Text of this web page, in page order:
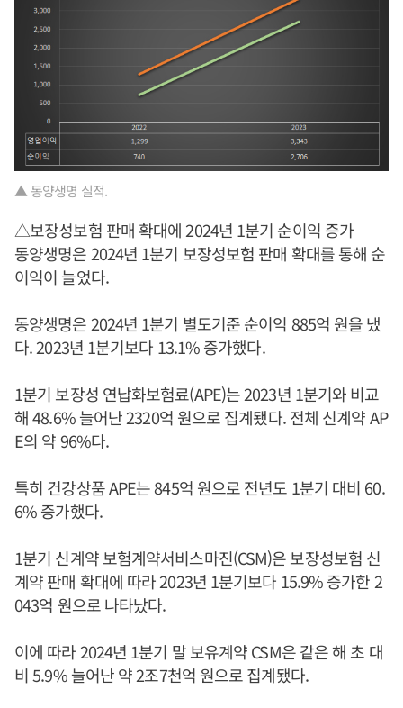
▲ 동양생명 실적.
△보장성보험 판매 확대에 2024년 1분기 순이익 증가
동양생명은 2024년 1분기 보장성보험 판매 확대를 통해 순
이익이 늘었다.
동양생명은 2024년 1분기 별도기준 순이익 885억 원을 냈
다. 2023년 1분기보다 13.1% 증가했다.
1분기 보장성 연납화보험료(APE)는 2023년 1분기와 비교
해 48.6% 늘어난 2320억 원으로 집계됐다. 전체 신계약 AP
E의 약 96%다.
특히 건강상품 APE는 845억 원으로 전년도 1분기 대비 60.
6% 증가했다.
1분기 신계약 보험계약서비스마진(CSM)은 보장성보험 신
계약 판매 확대에 따라 2023년 1분기보다 15.9% 증가한 2
043억 원으로 나타났다.
이에 따라 2024년 1분기 말 보유계약 CSM은 같은 해 초 대
비 5.9% 늘어난 약 2조7천억 원으로 집계됐다.